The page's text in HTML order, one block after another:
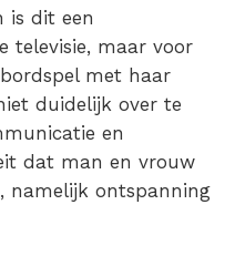
is dit een
televisie, maar voor
met haar
duidelijk over te
en
dat man en vrouw
namelijk ontspanning